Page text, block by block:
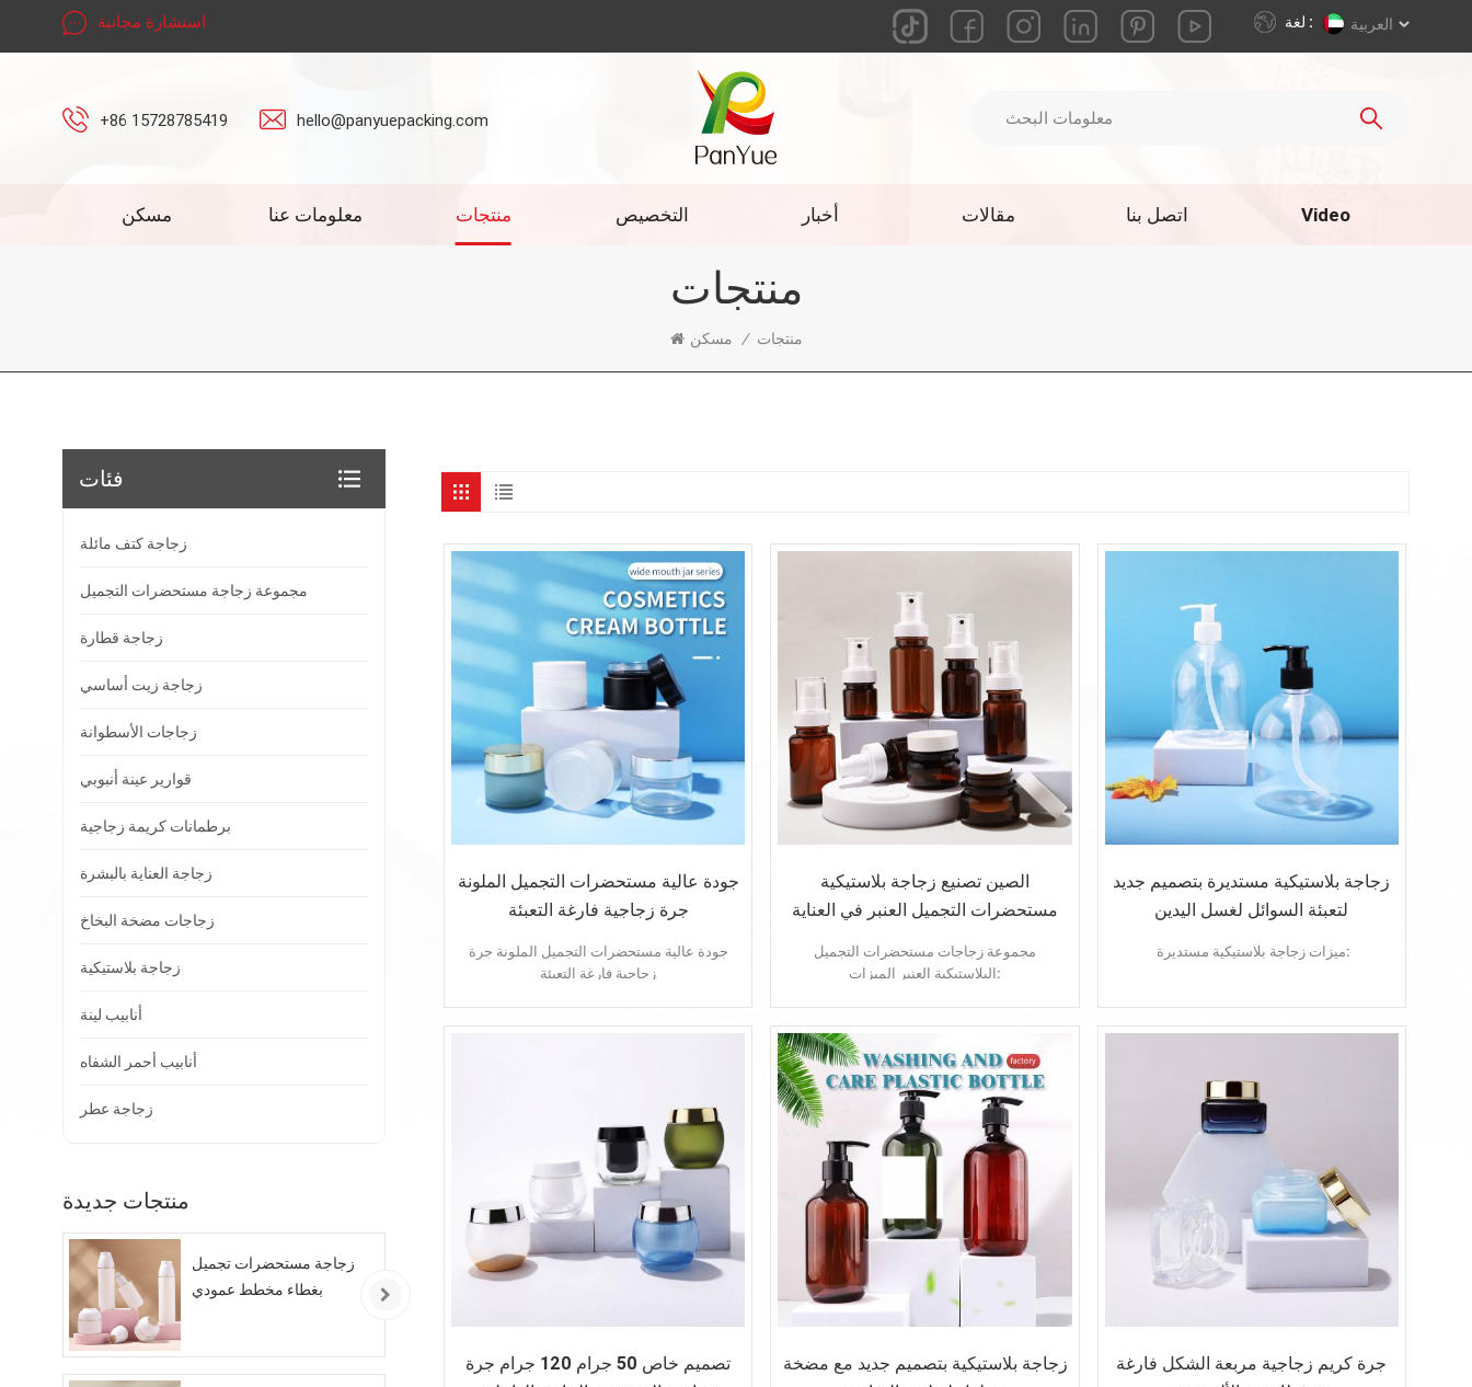
استشارة مجانية لغة : العربية
+86 15728785419 hello@panyuepacking.com
مسكن معلومات عنا منتجات التخصيص أخبار مقالات اتصل بنا Video
منتجات
مسكن / منتجات
جودة عالية مستحضرات التجميل الملونة
جرة زجاجية فارغة التعبئة
جودة عالية مستحضرات التجميل الملونة جرة
زجاجية فارغة التعبئة
لون مخصص
كريم الوجه
كريم العين
كريم قبل المكياج
الصين تصنيع زجاجة بلاستيكية
مستحضرات التجميل العنبر في العناية
مجموعة زجاجات مستحضرات التجميل
البلاستيكية العنبر الميزات:
زجاجة بلاستيكية لمستحضرات التجميل
تقديم عينة
طباعة الشعار / الختم الساخن / الملصق
تخصيص اللون
مادة PET
زجاجة بلاستيكية مستديرة بتصميم جديد
لتعبئة السوائل لغسل اليدين
ميزات زجاجة بلاستيكية مستديرة:
مادة PET
عبوات سائل الغسيل
تصميم خاص 50 جرام 120 جرام جرة
زجاجة بلاستيكية بتصميم جديد مع مضخة
جرة كريم زجاجية مربعة الشكل فارغة
فئات
زجاجة كتف مائلة
مجموعة زجاجة مستحضرات التجميل
زجاجة قطارة
زجاجة زيت أساسي
زجاجات الأسطوانة
قوارير عينة أنبوبي
برطمانات كريمة زجاجية
زجاجة العناية بالبشرة
زجاجات مضخة البخاخ
زجاجة بلاستيكية
أنابيب لينة
أنابيب أحمر الشفاه
زجاجة عطر
منتجات جديدة
زجاجة مستحضرات تجميل
بغطاء مخطط عمودي